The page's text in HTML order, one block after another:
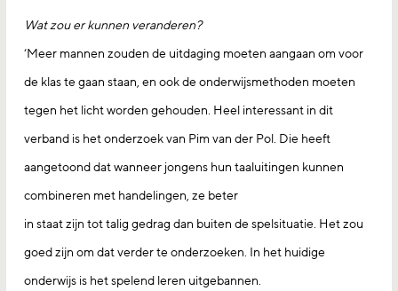
Wat zou er kunnen veranderen?
‘Meer mannen zouden de uitdaging moeten aangaan om voor
de klas te gaan staan, en ook de onderwijsmethoden moeten
tegen het licht worden gehouden. Heel interessant in dit
verband is het onderzoek van Pim van der Pol. Die heeft
aangetoond dat wanneer jongens hun taaluitingen kunnen
combineren met handelingen, ze beter
in staat zijn tot talig gedrag dan buiten de spelsituatie. Het zou
goed zijn om dat verder te onderzoeken. In het huidige
onderwijs is het spelend leren uitgebannen.